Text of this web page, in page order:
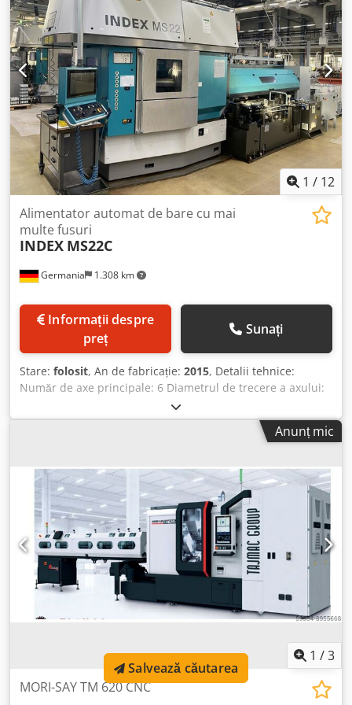
1 / 12
Germania 1.308 km
Alimentator automat de bare cu mai
multe fusuri
INDEX MS22C
preț
Sunați
Stare: folosit, An de fabricație: 2015, Detalii tehnice:
Număr de axe principale: 6 Diametrul de trecere a axului:
22 mm Încărcătorul de bare complet are 4,70 metri –
pentru material de 3 metri Mașina este încă conectată la
curent Material de prelucrat pe mașină: oțel Cjdpfx Ansxc
fără PCU. Alimentarea completă cu energie a tuturor celor
6 axe principale a fost înlocuită în aprilie 2025. Nu există
priză pentru scule electrice.
Anunț mic
1 /3
MORI-SAY TM 620 CNC
Salvează căutarea